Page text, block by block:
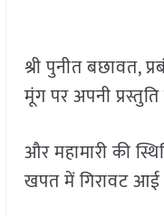
श्री पुनीत बछावत,
मूंग पर अपनी
और महामारी की
खपत में गिरावट